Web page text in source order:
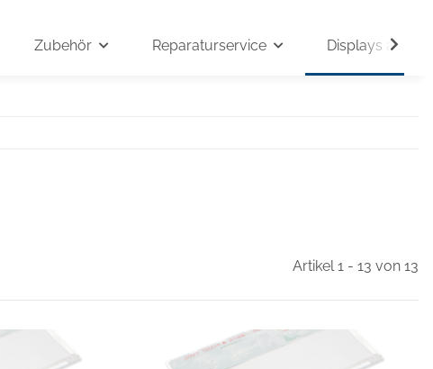
Zubehör Reparaturservice Displays auf
Artikel 1 - 13 von 13